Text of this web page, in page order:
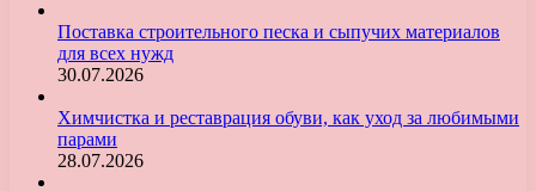
Поставка строительного песка и сыпучих материалов
для всех нужд
30.07.2026
Химчистка и реставрация обуви, как уход за любимыми
парами
28.07.2026